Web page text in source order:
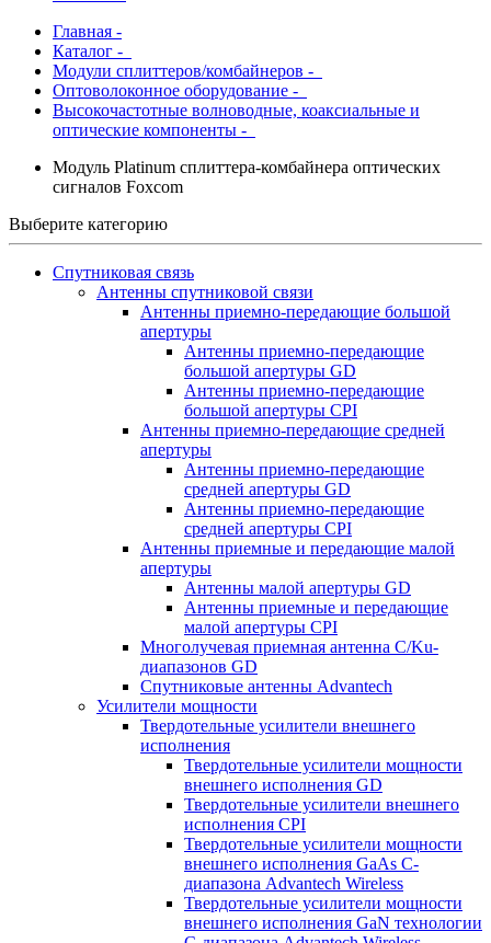
Главная -
Каталог -
Модули сплиттеров/комбайнеров -
Оптоволоконное оборудование -
Высокочастотные волноводные, коаксиальные и
оптические компоненты -
Модуль Platinum cплиттера-комбайнера оптических
сигналов Foxcom
Выберите категорию
Спутниковая связь
Антенны спутниковой связи
Антенны приемно-передающие большой
апертуры
Антенны приемно-передающие
большой апертуры GD
Антенны приемно-передающие
большой апертуры CPI
Антенны приемно-передающие средней
апертуры
Антенны приемно-передающие
средней апертуры GD
Антенны приемно-передающие
средней апертуры CPI
Антенны приемные и передающие малой
апертуры
Антенны малой апертуры GD
Антенны приемные и передающие
малой апертуры CPI
Многолучевая приемная антенна С/Ku-
диапазонов GD
Спутниковые антенны Advantech
Усилители мощности
Твердотельные усилители внешнего
исполнения
Твердотельные усилители мощности
внешнего исполнения GD
Твердотельные усилители внешнего
исполнения CPI
Твердотельные усилители мощности
внешнего исполнения GaAs С-
диапазона Advantech Wireless
Твердотельные усилители мощности
внешнего исполнения GaN технологии